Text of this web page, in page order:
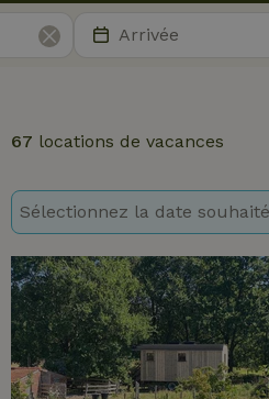
67 locations de vacances
Sélectionnez la date